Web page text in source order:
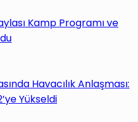
Kamp Programı ve
Havacılık Anlaşması:
Yükseldi